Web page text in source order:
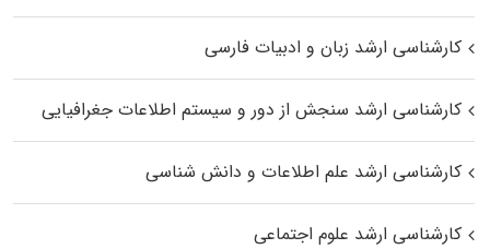
کارشناسی ارشد زبان و ادبیات فارسی
کارشناسی ارشد سنجش از دور و سیستم اطلاعات جغرافیایی
کارشناسی ارشد علم اطلاعات و دانش شناسی
کارشناسی ارشد علوم اجتماعی